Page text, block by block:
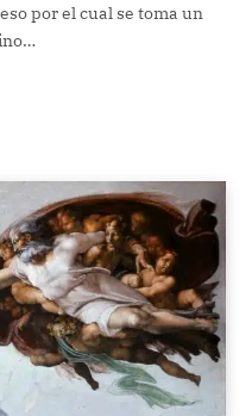
por el cual se toma un